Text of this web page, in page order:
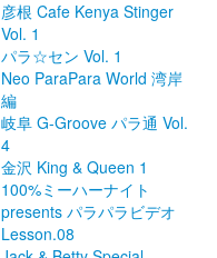
彦根 Cafe Kenya Stinger
Vol. 1
パラ☆セン Vol. 1
Neo ParaPara World 湾岸
編
岐阜 G-Groove パラ通 Vol.
4
金沢 King & Queen 1
100%ミーハーナイト
presents パラパラビデオ
Lesson.08